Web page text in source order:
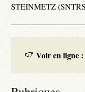
STEINMETZ
Voir en ligne